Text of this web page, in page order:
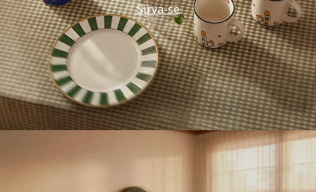
Sirva-se